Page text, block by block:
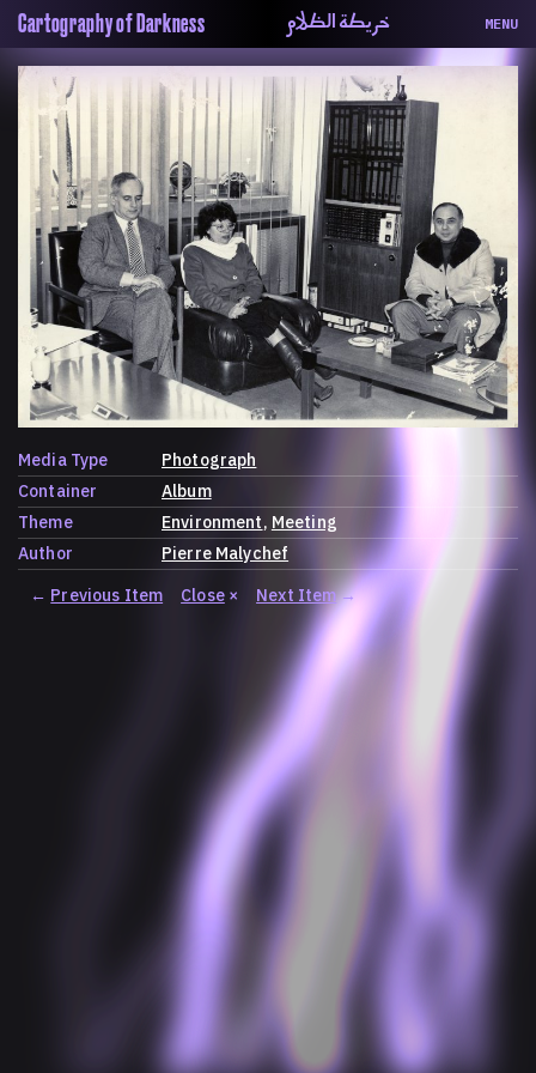
Cartography of Darkness خريطة الظلام MENU
About
Map
Periodical
Repository
Contributors
Colophon
Media Type
Photograph
Container
Album
Theme
Environment Meeting
Author
Pierre Malychef
← Previous Item Close× Next Item→